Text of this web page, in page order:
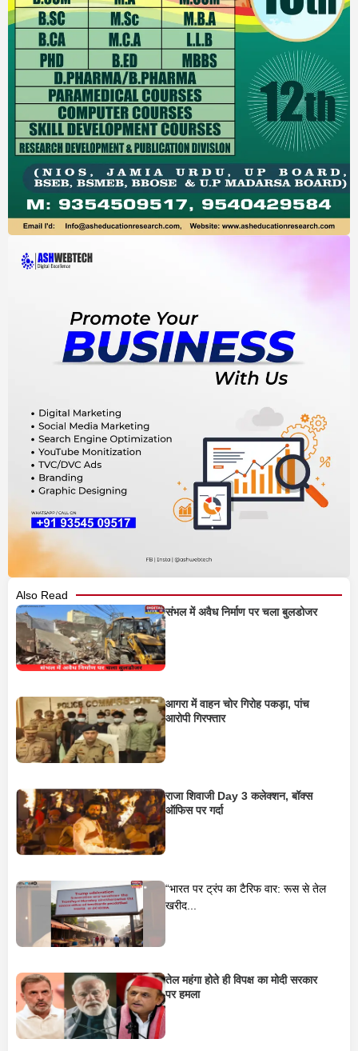
Also Read
संभल में अवैध निर्माण पर चला बुलडोजर
आगरा में वाहन चोर गिरोह पकड़ा, पांच
आरोपी गिरफ्तार
राजा शिवाजी Day 3 कलेक्शन, बॉक्स
ऑफिस पर गर्दा
“भारत पर ट्रंप का टैरिफ वार: रूस से तेल
खरीद...
तेल महंगा होते ही विपक्ष का मोदी सरकार
पर हमला